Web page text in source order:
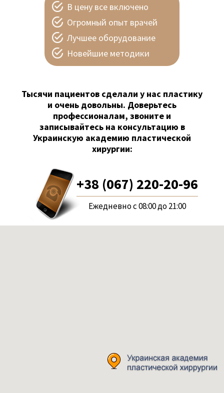
В цену все включено
Огромный опыт врачей
Лучшее оборудование
Новейшие методики
Тысячи пациентов сделали у нас пластику
и очень довольны. Доверьтесь
профессионалам, звоните и
записывайтесь на консультацию в
Украинскую академию пластической
хирургии:
+38 (067) 220-20-96
Ежедневно с 08:00 до 21:00